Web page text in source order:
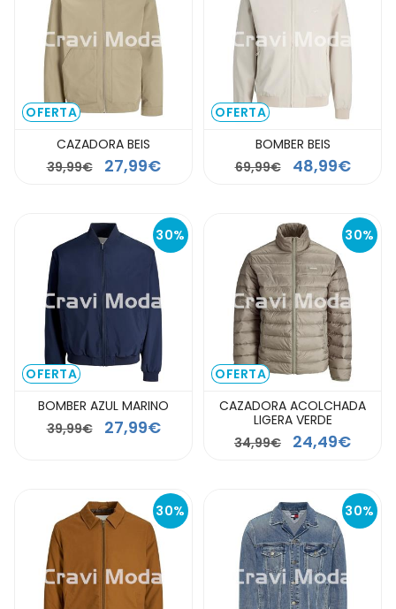
OFERTA
CAZADORA BEIS
39,99€
27,99€
OFERTA
BOMBER BEIS
69,99€
48,99€
30%
OFERTA
BOMBER AZUL MARINO
39,99€
27,99€
30%
OFERTA
CAZADORA ACOLCHADA
LIGERA VERDE
34,99€
24,49€
30% 30%